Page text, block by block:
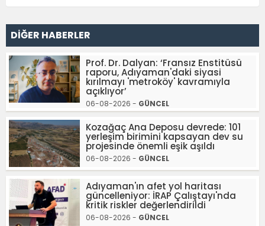
DİĞER HABERLER
Prof. Dr. Dalyan: ‘Fransız Enstitüsü
raporu, Adıyaman'daki siyasi
kırılmayı 'metroköy' kavramıyla
açıklıyor’
06-08-2026 - GÜNCEL
Kozağaç Ana Deposu devrede: 101
yerleşim birimini kapsayan dev su
projesinde önemli eşik aşıldı
06-08-2026 - GÜNCEL
Adıyaman'ın afet yol haritası
güncelleniyor: İRAP Çalıştayı'nda
kritik riskler değerlendirildi
06-08-2026 - GÜNCEL